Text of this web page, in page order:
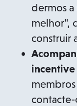
dermos a
melhor",
construir
contacte-